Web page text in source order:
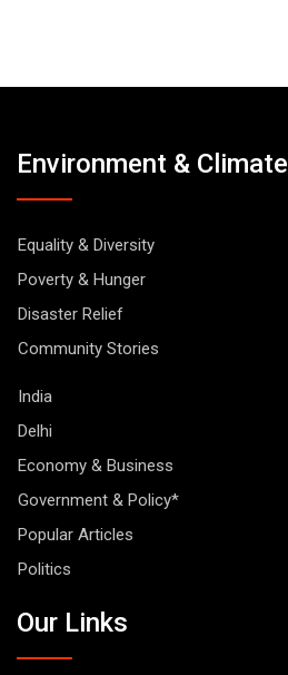
Environment & Climate
Equality & Diversity
Poverty & Hunger
Disaster Relief
Community Stories
India
Delhi
Economy & Business
Government & Policy*
Popular Articles
Politics
Our Links